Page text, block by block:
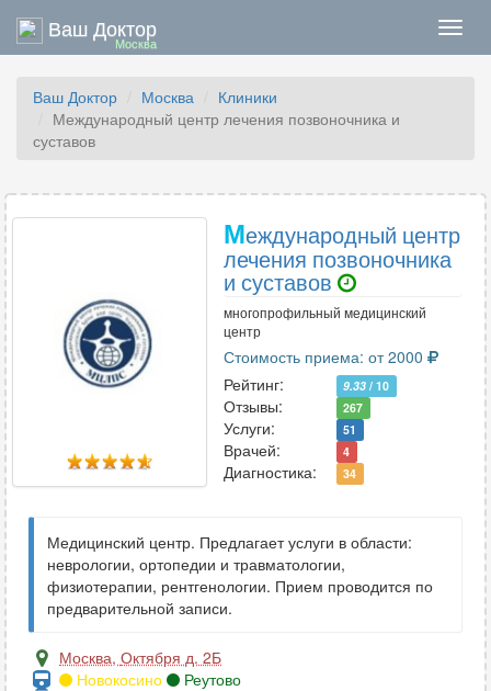
Ваш Доктор
Москва
Ваш Доктор Москва
Клиники
Международный центр лечения позвоночника и
суставов
Международный центр
лечения позвоночника
и суставов
многопрофильный медицинский
центр
Стоимость приема: от 2000
Рейтинг:
9.33 / 10
Отзывы: 267
Услуги: 51
Врачей: 4
Диагностика: 34
Медицинский центр. Предлагает услуги в области:
неврологии, ортопедии и травматологии,
физиотерапии, рентгенологии. Прием проводится по
предварительной записи.
Москва, Октября д. 2Б
Новокосино
Реутово